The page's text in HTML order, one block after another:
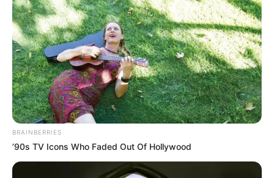
Aussichtstürme
Kletterparks
Tier- und Zooparks
Fremdenverkehrsamt und Tourist Information
Veranstaltung für Zittau eintragen
Weitere Informationen über Zittau im Internet:
BRAINBERRIES
’90s TV Icons Who Faded Out Of Hollywood